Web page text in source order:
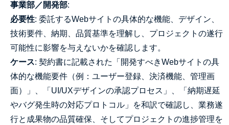
事業部／開発部:
必要性: 委託するWebサイトの具体的な機能、デザイン、
技術要件、納期、品質基準を理解し、プロジェクトの遂行
可能性に影響を与えないかを確認します。
ケース: 契約書に記載された「開発すべきWebサイトの具
体的な機能要件（例：ユーザー登録、決済機能、管理画
面）」、「UI/UXデザインの承認プロセス」、「納期遅延
やバグ発生時の対応プロトコル」を和訳で確認し、業務遂
行と成果物の品質確保、そしてプロジェクトの進捗管理を